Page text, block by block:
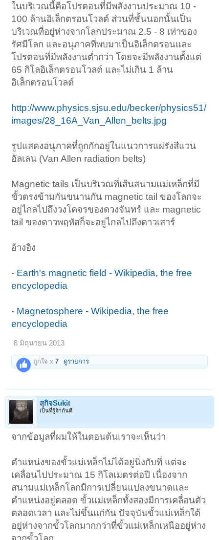
ในบริเวณนี้คือโปรตอนที่มีพลังงานประมาณ 10 -
100 ล้านอิเล็กตรอนโวลต์ ส่วนที่ชั้นนอกนั้นเป็น
บริเวณที่อยู่ห่างจากโลกประมาณ 2.5 - 8 เท่าของ
รัศมีโลก และอนุภาคที่พบมาเป็นอิเล็กตรอนและ
โปรตอนที่มีพลังงานต่ำกว่า โดยจะมีพลังงานตั้งแต่
65 กิโลอิเล็กตรอนโวลต์ และไม่เกิน 1 ล้าน
อิเล็กตรอนโวลต์
http://www.physics.sjsu.edu/becker/physics51/
images/28_16A_Van_Allen_belts.jpg
รูปแสดงอนุภาคที่ถูกกักอยู่ในแนวการแผ่รังสีแวน
อัลเลน (Van Allen radiation belts)
Magnetic tails เป็นบริเวณที่เส้นสนามแม่เหล็กที่มี
ขั้วตรงข้ามกันขนานกัน magnetic tail ของโลกจะ
อยู่ไกลไปถึงวงโคจรของดวงจันทร์ และ magnetic
tail ของดาวพฤหัสก็จะอยู่ไกลไปถึงดาวเสาร์
อ้างอิง
- Earth's magnetic field - Wikipedia, the free
encyclopedia
- Magnetosphere - Wikipedia, the free
encyclopedia
8 มิถุนายน 2013
ถูกใจ x7 ดูรายการ
สุกิจSukit
เป็นที่รู้จักกันดี
จากข้อมูลที่ผมให้ในตอนต้นเราจะเห็นว่า
ตำแหน่งของขั้วแม่เหล็กไม่ได้อยู่นิ่งกับที่ แต่จะ
เคลื่อนไปประมาณ 15 กิโลเมตรต่อปี เนื่องจาก
สนามแม่เหล็กโลกมีการเปลี่ยนแปลงขนาดและ
ตำแหน่งอยู่ตลอด ขั้วแม่เหล็กทั้งสองมีการเคลื่อนตัว
ตลอดเวลา และไม่ขึ้นแก่กัน ปัจจุบันขั้วแม่เหล็กใต้
อยู่ห่างจากขั้วโลกมากกว่าที่ขั้วแม่เหล็กเหนืออยู่ห่าง